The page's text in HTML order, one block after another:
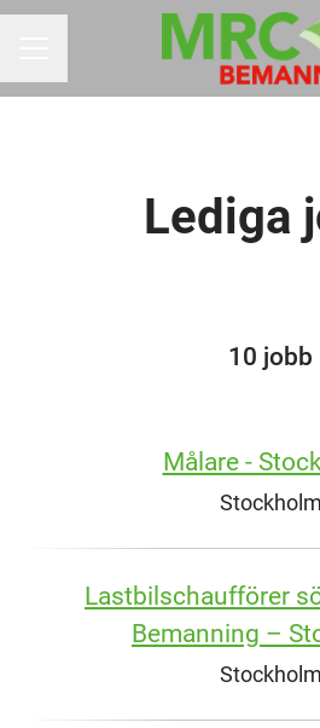
Lediga
10 jobb
Målare -
Stockholm
Lastbilschaufförer
Bemanning –
Stockholm